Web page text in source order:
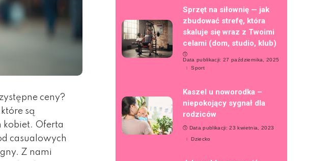
ceny?
są
kobiet. Oferta
casualowych
Z nami
Sprzęt na siłownię — jak
zbudować strefę, która
skaluje się wraz z Twoimi
celami (dom, studio, klub)
Data publikacji: 27 października, 2025
Sport
Kaszel u noworodka –
niepokojący sygnał dla
rodziców
Data publikacji: 23 kwietnia, 2023
Dziecko